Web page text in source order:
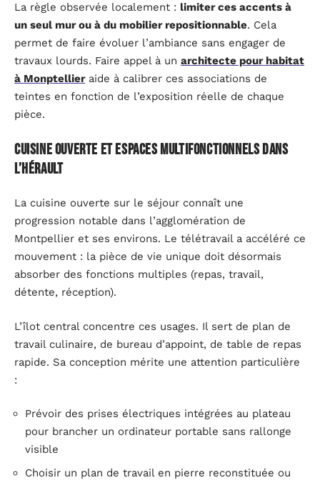
La règle observée localement : limiter ces accents à
un seul mur ou à du mobilier repositionnable. Cela
permet de faire évoluer l’ambiance sans engager de
travaux lourds. Faire appel à un architecte pour habitat
à Monptellieraide à calibrer ces associations de
teintes en fonction de l’exposition réelle de chaque
pièce.
Cuisine ouverte et espaces multifonctionnels dans
l’Hérault
La cuisine ouverte sur le séjour connaît une
progression notable dans l’agglomération de
Montpellier et ses environs. Le télétravail a accéléré ce
mouvement : la pièce de vie unique doit désormais
absorber des fonctions multiples (repas, travail,
détente, réception).
L’îlot central concentre ces usages. Il sert de plan de
travail culinaire, de bureau d’appoint, de table de repas
rapide. Sa conception mérite une attention particulière
:
Prévoir des prises électriques intégrées au plateau
pour brancher un ordinateur portable sans rallonge
visible
Choisir un plan de travail en pierre reconstituée ou